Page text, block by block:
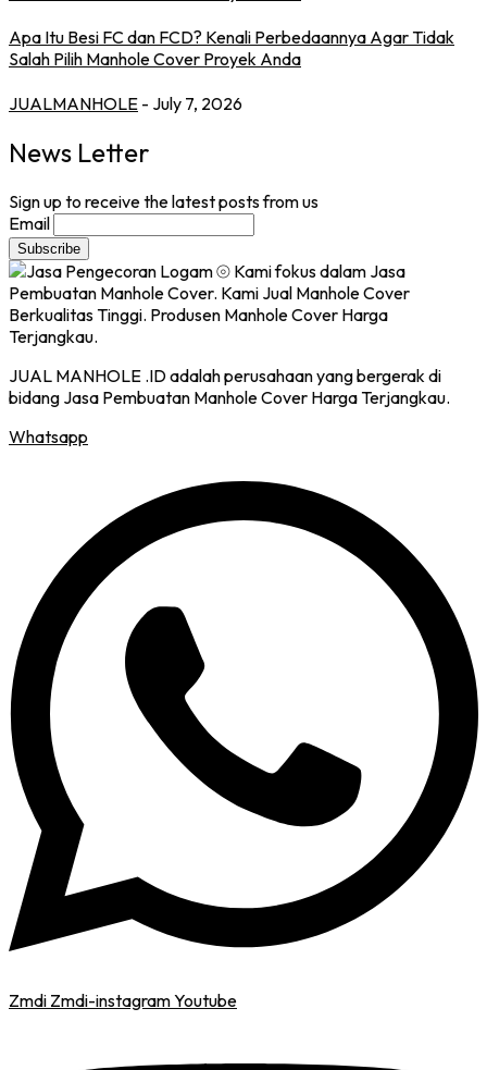
Apa Itu Besi FC dan FCD? Kenali Perbedaannya Agar Tidak
Salah Pilih Manhole Cover Proyek Anda
JUALMANHOLE - July 7, 2026
News Letter
Sign up to receive the latest posts from us
Email
JUAL MANHOLE .ID adalah perusahaan yang bergerak di
bidang Jasa Pembuatan Manhole Cover Harga Terjangkau.
Whatsapp
Zmdi Zmdi-instagramYoutube